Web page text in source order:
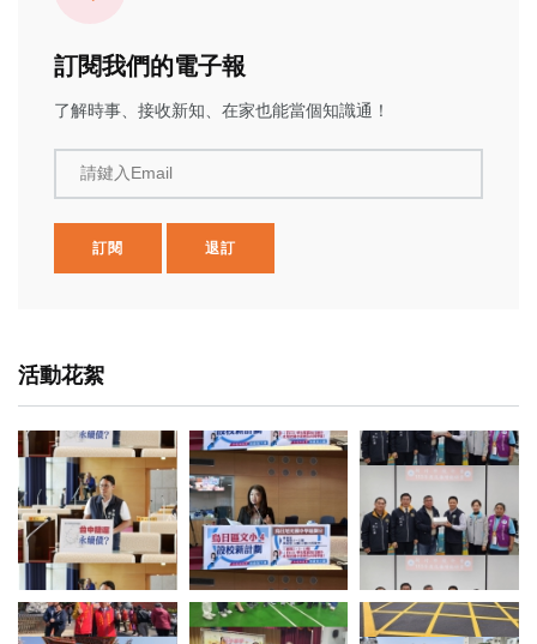
訂閱我們的電子報
了解時事、接收新知、在家也能當個知識通！
請鍵入Email
訂閱 退訂
活動花絮